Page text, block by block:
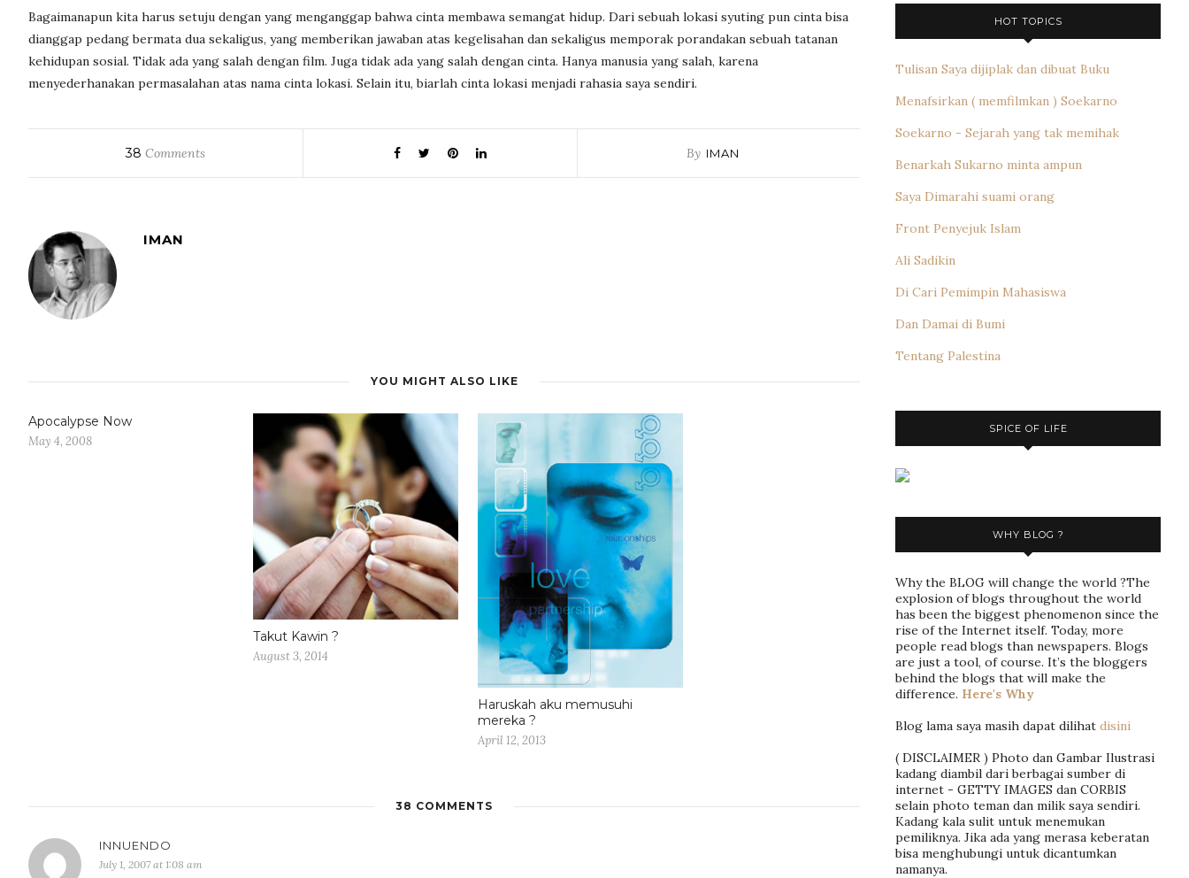
Bagaimanapun kita harus setuju dengan yang menganggap bahwa cinta membawa semangat hidup. Dari sebuah lokasi syuting pun cinta bisa
dianggap pedang bermata dua sekaligus, yang memberikan jawaban atas kegelisahan dan sekaligus memporak porandakan sebuah tatanan
kehidupan sosial. Tidak ada yang salah dengan film. Juga tidak ada yang salah dengan cinta. Hanya manusia yang salah, karena
menyederhanakan permasalahan atas nama cinta lokasi. Selain itu, biarlah cinta lokasi menjadi rahasia saya sendiri.
38 Comments By IMAN
IMAN
YOU MIGHT ALSO LIKE
Apocalypse Now
May 4, 2008
Takut Kawin ?
August 3, 2014
Haruskah aku memusuhi
mereka ?
April 12, 2013
38 COMMENTS
INNUENDO
July 1, 2007 at 1:08 am
HOT TOPICS
Tulisan Saya dijiplak dan dibuat Buku
Menafsirkan ( memfilmkan ) Soekarno
Soekarno - Sejarah yang tak memihak
Benarkah Sukarno minta ampun
Saya Dimarahi suami orang
Front Penyejuk Islam
Ali Sadikin
Di Cari Pemimpin Mahasiswa
Dan Damai di Bumi
Tentang Palestina
SPICE OF LIFE
WHY BLOG ?
Why the BLOG will change the world ?The
explosion of blogs throughout the world
has been the biggest phenomenon since the
rise of the Internet itself. Today, more
people read blogs than newspapers. Blogs
are just a tool, of course. It’s the bloggers
behind the blogs that will make the
difference. Here's Why
Blog lama saya masih dapat dilihat disini
( DISCLAIMER ) Photo dan Gambar Ilustrasi
kadang diambil dari berbagai sumber di
internet - GETTY IMAGES dan CORBIS
selain photo teman dan milik saya sendiri.
Kadang kala sulit untuk menemukan
pemiliknya. Jika ada yang merasa keberatan
bisa menghubungi untuk dicantumkan
namanya.